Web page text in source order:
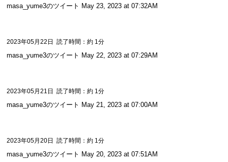
masa_yume3のツイート May 23, 2023 at 07:32AM
2023年05月22日 読了時間：約 1分
masa_yume3のツイート May 22, 2023 at 07:29AM
2023年05月21日 読了時間：約 1分
masa_yume3のツイート May 21, 2023 at 07:00AM
2023年05月20日 読了時間：約 1分
masa_yume3のツイート May 20, 2023 at 07:51AM